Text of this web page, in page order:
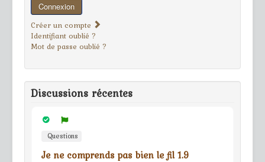
Connexion
Créer un compte
Identifiant oublié ?
Mot de passe oublié ?
Discussions récentes
Questions
Je ne comprends pas bien le fil 1.9